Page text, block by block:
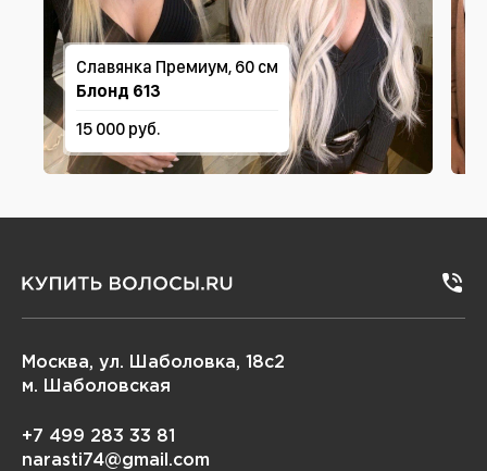
Славянка Премиум, 60 см
Блонд 613
15 000 руб.
Москва, ул. Шаболовка, 18с2
м. Шаболовская
+7 499 283 33 81
narasti74@gmail.com